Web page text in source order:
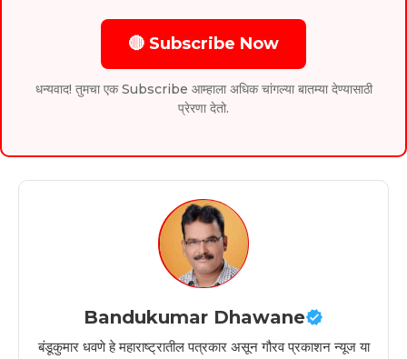
🔴 Subscribe Now
धन्यवाद! तुमचा एक Subscribe आम्हाला अधिक चांगल्या बातम्या देण्यासाठी
प्रेरणा देतो.
Bandukumar Dhawane
बंडूकुमार धवणे हे महाराष्ट्रातील पत्रकार असून गौरव प्रकाशन न्यूज या